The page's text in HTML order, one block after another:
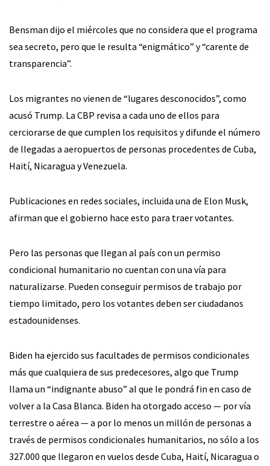
Bensman dijo el miércoles que no considera que el programa
sea secreto, pero que le resulta “enigmático” y “carente de
transparencia”.
Los migrantes no vienen de “lugares desconocidos”, como
acusó Trump. La CBP revisa a cada uno de ellos para
cerciorarse de que cumplen los requisitos y difunde el número
de llegadas a aeropuertos de personas procedentes de Cuba,
Haití, Nicaragua y Venezuela.
Publicaciones en redes sociales, incluida una de Elon Musk,
afirman que el gobierno hace esto para traer votantes.
Pero las personas que llegan al país con un permiso
condicional humanitario no cuentan con una vía para
naturalizarse. Pueden conseguir permisos de trabajo por
tiempo limitado, pero los votantes deben ser ciudadanos
estadounidenses.
Biden ha ejercido sus facultades de permisos condicionales
más que cualquiera de sus predecesores, algo que Trump
llama un “indignante abuso” al que le pondrá fin en caso de
volver a la Casa Blanca. Biden ha otorgado acceso — por vía
terrestre o aérea — a por lo menos un millón de personas a
través de permisos condicionales humanitarios, no sólo a los
327.000 que llegaron en vuelos desde Cuba, Haití, Nicaragua o